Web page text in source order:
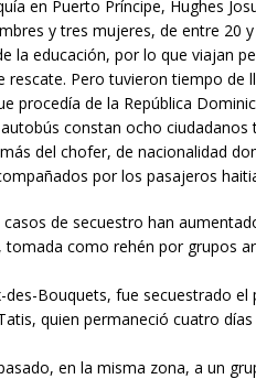
en Puerto Príncipe, Hughes
y tres mujeres, de entre 20
la educación, por lo que viajan
rescate. Pero tuvieron tiempo de
procedía de la República
constan ocho
del chofer, de nacionalidad
por los pasajeros
de secuestro han
como rehén por grupos
des-Bouquets, fue secuestrado
quien permaneció cuatro
en la misma zona, a un